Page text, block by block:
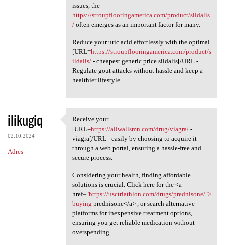
issues, the
https://stroupflooringamerica.com/product/sildalis
/often emerges as an important factor for many.
Reduce your uric acid effortlessly with the optimal
[URL=https://stroupflooringamerica.com/product/s
ildalis/- cheapest generic price sildalis[/URL - .
Regulate gout attacks without hassle and keep a
healthier lifestyle.
ilikugiq
02.10.2024
Adres
Receive your [URL=https:/
Receive your
[URL=https://allwallsmn.com/drug/viagra/-
viagra[/URL - easily by choosing to acquire it
through a web portal, ensuring a hassle-free and
secure process.
Considering your health, finding affordable
solutions is crucial. Click here for the <a
href="https://usctriathlon.com/drugs/prednisone/">
buying prednisone</a> , or search alternative
platforms for inexpensive treatment options,
ensuring you get reliable medication without
overspending.